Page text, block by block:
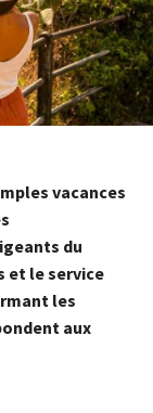
vacances
du
et le service
les
aux